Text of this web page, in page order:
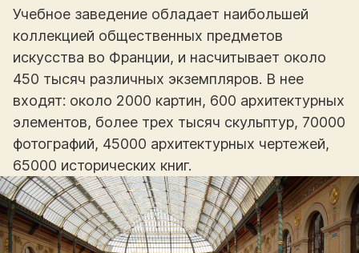
Учебное заведение обладает наибольшей
коллекцией общественных предметов
искусства во Франции, и насчитывает около
450 тысяч различных экземпляров. В нее
входят: около 2000 картин, 600 архитектурных
элементов, более трех тысяч скульптур, 70000
фотографий, 45000 архитектурных чертежей,
65000 исторических книг.